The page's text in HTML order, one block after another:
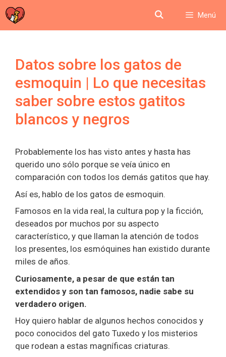
Saltar
al
contenido
Menú
Datos sobre los gatos de
esmoquin | Lo que necesitas
saber sobre estos gatitos
blancos y negros
Probablemente los has visto antes y hasta has
querido uno sólo porque se veía único en
comparación con todos los demás gatitos que hay.
Así es, hablo de los gatos de esmoquin.
Famosos en la vida real, la cultura pop y la ficción,
deseados por muchos por su aspecto
característico, y que llaman la atención de todos
los presentes, los esmóquines han existido durante
miles de años.
Curiosamente, a pesar de que están tan
extendidos y son tan famosos, nadie sabe su
verdadero origen.
Hoy quiero hablar de algunos hechos conocidos y
poco conocidos del gato Tuxedo y los misterios
que rodean a estas magníficas criaturas.